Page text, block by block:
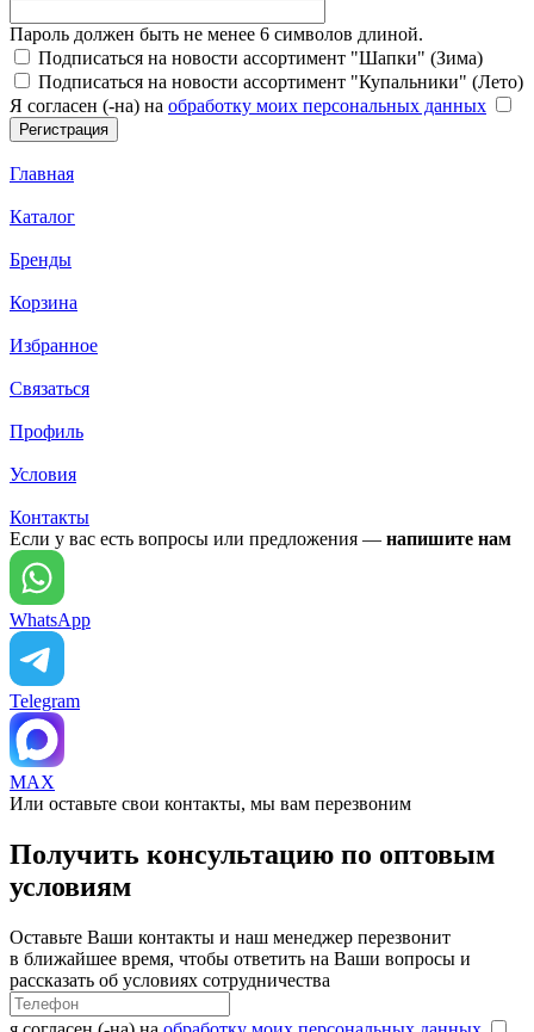
Пароль должен быть не менее 6 символов длиной.
Подписаться на новости ассортимент "Шапки" (Зима)
Подписаться на новости ассортимент "Купальники" (Лето)
Я согласен (-на) на обработку моих персональных данных
Главная
Каталог
Бренды
Корзина
Избранное
Связаться
Профиль
Условия
Контакты
Если у вас есть вопросы или предложения — напишите нам
WhatsApp
Telegram
MAX
Или оставьте свои контакты, мы вам перезвоним
Получить консультацию по оптовым
условиям
Оставьте Ваши контакты и наш менеджер перезвонит
в ближайшее время, чтобы ответить на Ваши вопросы и
рассказать об условиях сотрудничества